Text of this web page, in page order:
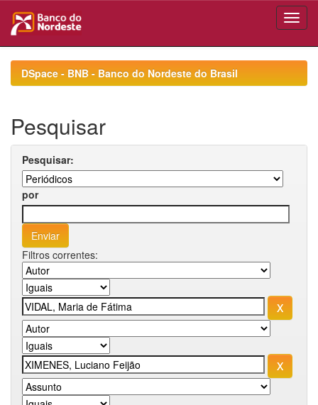
navigationDSpace - BNB - Banco do Nordeste do Brasil
Pesquisar
Pesquisar:
por
Filtros correntes: